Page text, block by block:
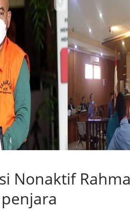
Nonaktif